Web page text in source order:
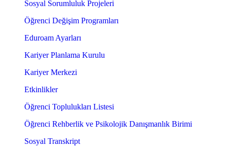
Sosyal Sorumluluk Projeleri
Öğrenci Değişim Programları
Eduroam Ayarları
Kariyer Planlama Kurulu
Kariyer Merkezi
Etkinlikler
Öğrenci Toplulukları Listesi
Öğrenci Rehberlik ve Psikolojik Danışmanlık Birimi
Sosyal Transkript